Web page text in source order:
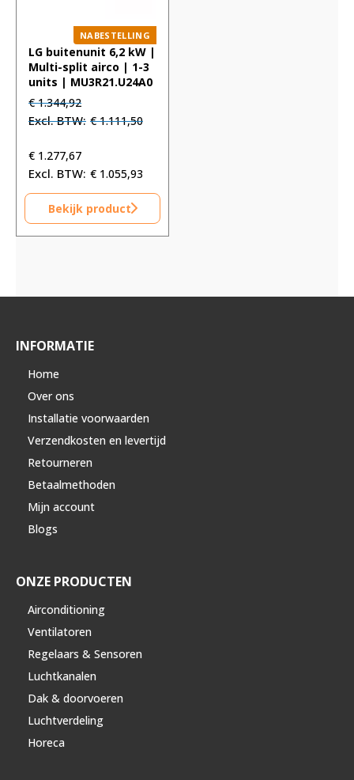
NABESTELLING
LG buitenunit 6,2 kW |
Multi-split airco | 1-3
units | MU3R21.U24A0
Oorspronkelijke
prijs
€ 1.344,92.
€1.344,92Huidige
prijs
€ 1.344,92.
€1.111,50
€ 1.277,67
€ 1.055,93
Bekijk product
INFORMATIE
Home
Over ons
Installatie voorwaarden
Verzendkosten en levertijd
Retourneren
Betaalmethoden
Mijn account
Blogs
ONZE PRODUCTEN
Airconditioning
Ventilatoren
Regelaars & Sensoren
Luchtkanalen
Dak & doorvoeren
Luchtverdeling
Horeca